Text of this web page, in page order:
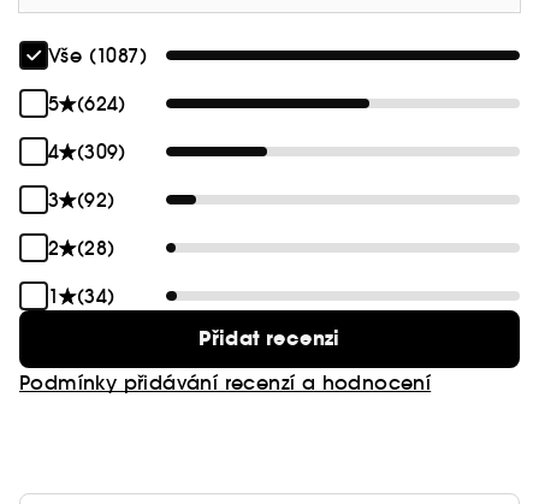
Vše (1087)
5
(624)
4
(309)
3
(92)
2
(28)
1
(34)
Přidat recenzi
Podmínky přidávání recenzí a hodnocení